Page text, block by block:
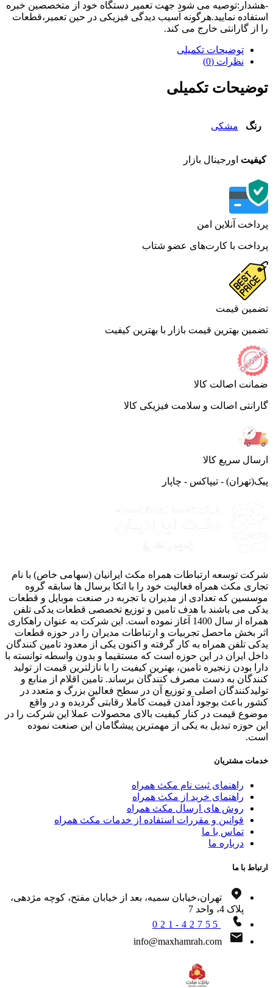
می شود جهت تعمیر دستگاه خود از متخصصین خبره
نمایید.هرگونه آسیب دیدگی فیزیکی در حین تعمیر،قطعات
گارانتی خارج می کند.
توضیحات تکمیلی
نظرات (0)
تکمیلی
مشکی
اورجینال بازار
آنلاین امن
با کارت‌های عضو شتاب
قیمت
بهترین قیمت بازار با بهترین کیفیت
اصالت کالا
اصالت و سلامت فیزیکی کالا
سریع کالا
- تیپاکس - چاپار
توسعه ارتباطات همراه مکث ایرانیان (سهامی خاص) با نام
مکث همراه فعالیت خود را با اتکا برسال ها سابقه گروه
که تعدادی از مدیران با تجربه در صنعت موبایل و قطعات
می باشند با هدف تامین و توزیع تخصصی قطعات یدکی تلفن
همراه از سال 1400 آغاز نموده است. این شرکت به عنوان راهکاری
بخش ماحصل تجربیات و ارتباطات مدیران را در حوزه قطعات
تلفن همراه به کار گرفته و اکنون یکی از معدود تامین کنندگان
ایران در این حوزه است که مستقیما و بدون واسطه توانسته با
بودن زنجیره تامین، بهترین کیفیت را با نازلترین قیمت از تولید
به دست مصرف کنندگان برساند. تامین اقلام از منابع و
اصلی و توزیع آن در سطح فعالین بزرگ و متعدد در
باعث بوجود آمدن قیمت کاملا رقابتی گردیده و در واقع
قیمت در کنار کیفیت بالای محصولات عملا این شرکت را در
حوزه تبدیل به یکی از مهمترین پیشگامان این صنعت نموده
مشتریان
راهنمای ثبت نام مکث همراه
راهنمای خرید از مکث همراه
روش های ارسال مکث همراه
قوانین و مقررات استفاده از خدمات مکث همراه
تماس با ما
درباره ما
با ما
تهران،خیابان سمیه، بعد از خیابان مفتح، کوچه مژدهی،
پلاک 4، واحد 7
021-42755
info@maxhamrah.com